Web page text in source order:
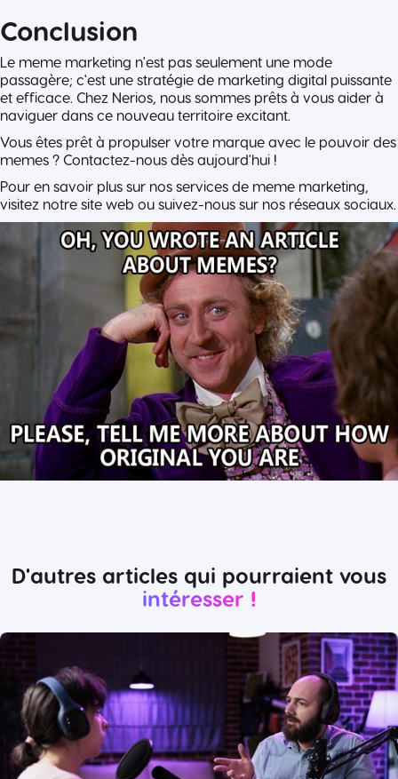
Conclusion
Le meme marketing n'est pas seulement une mode
passagère; c'est une stratégie de marketing digital puissante
et efficace. Chez Nerios, nous sommes prêts à vous aider à
naviguer dans ce nouveau territoire excitant.
Vous êtes prêt à propulser votre marque avec le pouvoir des
memes ? Contactez-nous dès aujourd'hui !
Pour en savoir plus sur nos services de meme marketing,
visitez notre site web ou suivez-nous sur nos réseaux sociaux.
D'autres articles qui pourraient vous
intéresser !